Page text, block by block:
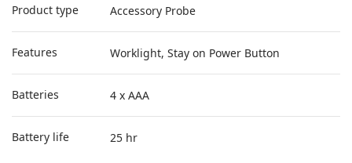
Product type Accessory Probe
Features Worklight, Stay on Power Button
Batteries 4 x AAA
Battery life 25 hr